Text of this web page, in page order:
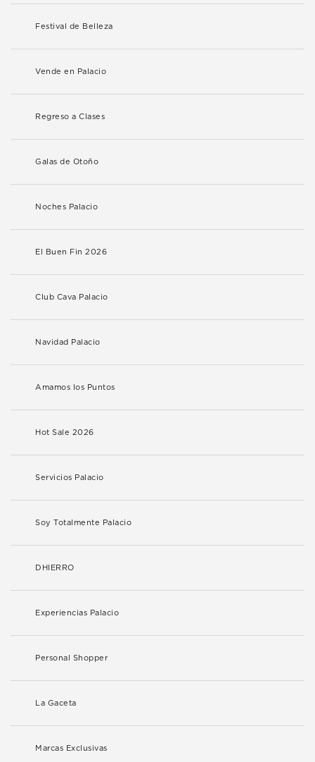
Festival de Belleza
Vende en Palacio
Regreso a Clases
Galas de Otoño
Noches Palacio
El Buen Fin 2026
Club Cava Palacio
Navidad Palacio
Amamos los Puntos
Hot Sale 2026
Servicios Palacio
Soy Totalmente Palacio
DHIERRO
Experiencias Palacio
Personal Shopper
La Gaceta
Marcas Exclusivas